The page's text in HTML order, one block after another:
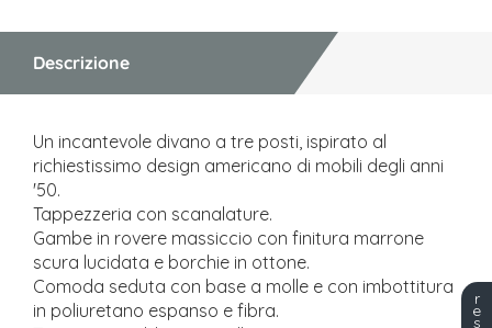
Descrizione
Un incantevole divano a tre posti, ispirato al
richiestissimo design americano di mobili degli anni
'50.
Tappezzeria con scanalature.
Gambe in rovere massiccio con finitura marrone
scura lucidata e borchie in ottone.
Comoda seduta con base a molle e con imbottitura
in poliuretano espanso e fibra.
r
e
s